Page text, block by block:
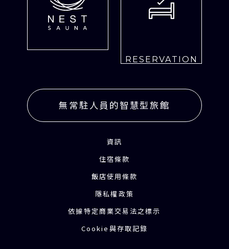
無常駐人員的智慧型旅館
RESERVATION
資訊
住宿條款
飯店使用條款
隱私權政策
依據特定商業交易法之標示
Cookie與存取記錄